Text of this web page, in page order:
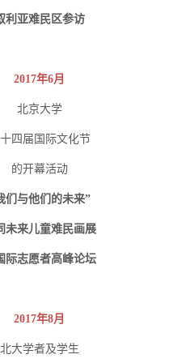
利亚难民区参访
2017年6月
北京大学
四届国际文化节
的开幕活动
们与他们的未来”
未来儿童难民画展
际志愿者高峰论坛
2017年8月
北大学者及学生